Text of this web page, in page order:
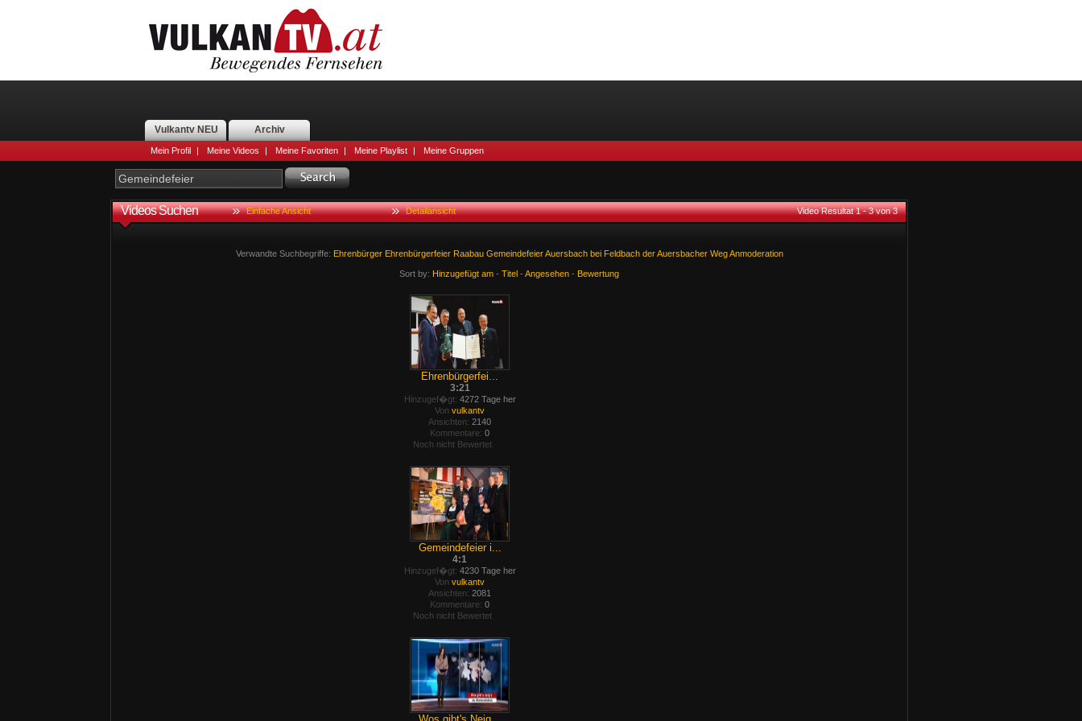
Vulkantv NEU Archiv
Mein Profil | Meine Videos | Meine Favoriten | Meine Playlist | Meine Gruppen
Videos Suchen Einfache Ansicht Detailansicht Video Resultat 1 - 3 von 3
Verwandte Suchbegriffe: Ehrenbürger Ehrenbürgerfeier Raabau Gemeindefeier Auersbach bei Feldbach der Auersbacher Weg Anmoderation
Sort by: Hinzugefügt am - Titel - Angesehen - Bewertung
Ehrenbürgerfei...
3:21
Hinzugef�gt: 4272 Tage her
Von vulkantv
Ansichten: 2140
Kommentare: 0
Noch nicht Bewertet
Gemeindefeier i...
4:1
Hinzugef�gt: 4230 Tage her
Von vulkantv
Ansichten: 2081
Kommentare: 0
Noch nicht Bewertet